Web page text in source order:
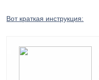
Вот краткая инструкция: